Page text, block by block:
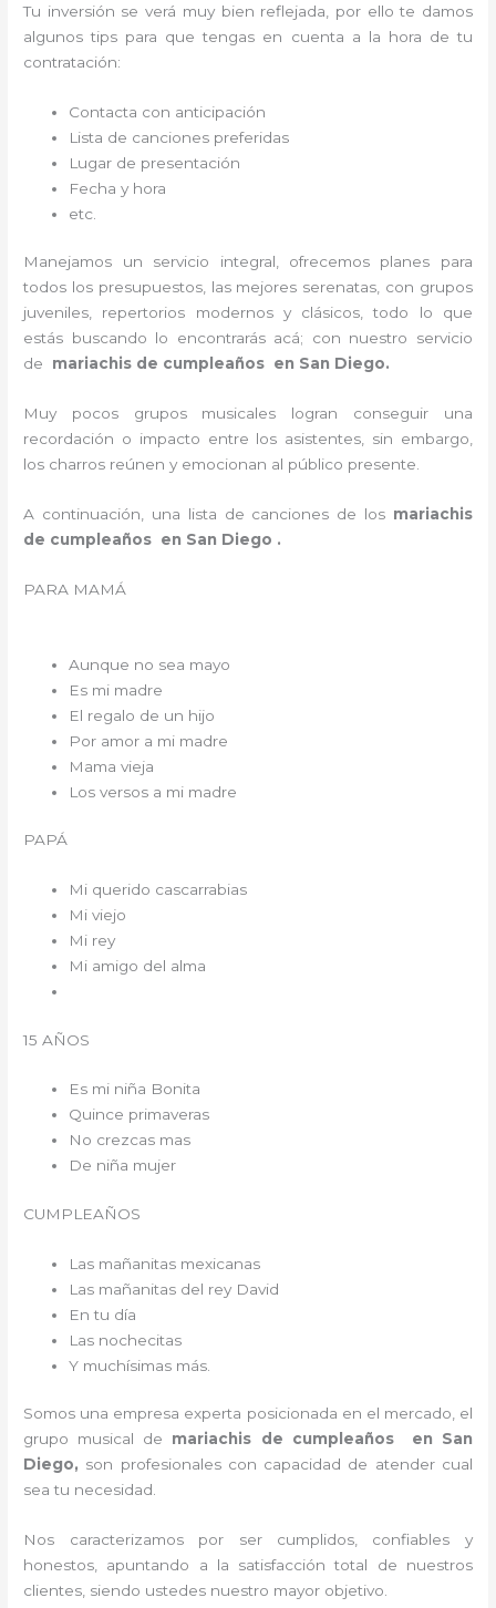
Tu inversión se verá muy bien reflejada, por ello te damos
algunos tips para que tengas en cuenta a la hora de tu
contratación:
Contacta con anticipación
Lista de canciones preferidas
Lugar de presentación
Fecha y hora
etc.
Manejamos un servicio integral, ofrecemos planes para
todos los presupuestos, las mejores serenatas, con grupos
juveniles, repertorios modernos y clásicos, todo lo que
estás buscando lo encontrarás acá; con nuestro servicio
de mariachis de cumpleaños en San Diego.
Muy pocos grupos musicales logran conseguir una
recordación o impacto entre los asistentes, sin embargo,
los charros reúnen y emocionan al público presente.
A continuación, una lista de canciones de los mariachis
de cumpleaños en San Diego .
PARA MAMÁ
Aunque no sea mayo
Es mi madre
El regalo de un hijo
Por amor a mi madre
Mama vieja
Los versos a mi madre
PAPÁ
Mi querido cascarrabias
Mi viejo
Mi rey
Mi amigo del alma
15 AÑOS
Es mi niña Bonita
Quince primaveras
No crezcas mas
De niña mujer
CUMPLEAÑOS
Las mañanitas mexicanas
Las mañanitas del rey David
En tu día
Las nochecitas
Y muchísimas más.
Somos una empresa experta posicionada en el mercado, el
grupo musical de mariachis de cumpleaños en San
Diego, son profesionales con capacidad de atender cual
sea tu necesidad.
Nos caracterizamos por ser cumplidos, confiables y
honestos, apuntando a la satisfacción total de nuestros
clientes, siendo ustedes nuestro mayor objetivo.